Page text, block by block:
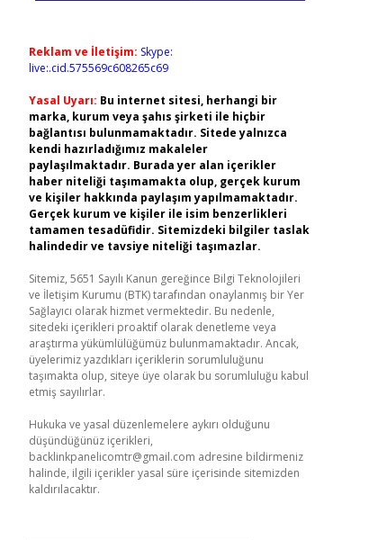
Reklam ve İletişim: Skype:
live:.cid.575569c608265c69
Yasal Uyarı: Bu internet sitesi, herhangi bir
marka, kurum veya şahıs şirketi ile hiçbir
bağlantısı bulunmamaktadır. Sitede yalnızca
kendi hazırladığımız makaleler
paylaşılmaktadır. Burada yer alan içerikler
haber niteliği taşımamakta olup, gerçek kurum
ve kişiler hakkında paylaşım yapılmamaktadır.
Gerçek kurum ve kişiler ile isim benzerlikleri
tamamen tesadüfidir. Sitemizdeki bilgiler taslak
halindedir ve tavsiye niteliği taşımazlar.
Sitemiz, 5651 Sayılı Kanun gereğince Bilgi Teknolojileri
ve İletişim Kurumu (BTK) tarafından onaylanmış bir Yer
Sağlayıcı olarak hizmet vermektedir. Bu nedenle,
sitedeki içerikleri proaktif olarak denetleme veya
araştırma yükümlülüğümüz bulunmamaktadır. Ancak,
üyelerimiz yazdıkları içeriklerin sorumluluğunu
taşımakta olup, siteye üye olarak bu sorumluluğu kabul
etmiş sayılırlar.
Hukuka ve yasal düzenlemelere aykırı olduğunu
düşündüğünüz içerikleri,
backlinkpanelicomtr@gmail.com adresine bildirmeniz
halinde, ilgili içerikler yasal süre içerisinde sitemizden
kaldırılacaktır.